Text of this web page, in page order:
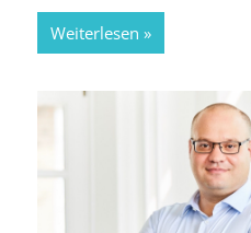
Weiterlesen